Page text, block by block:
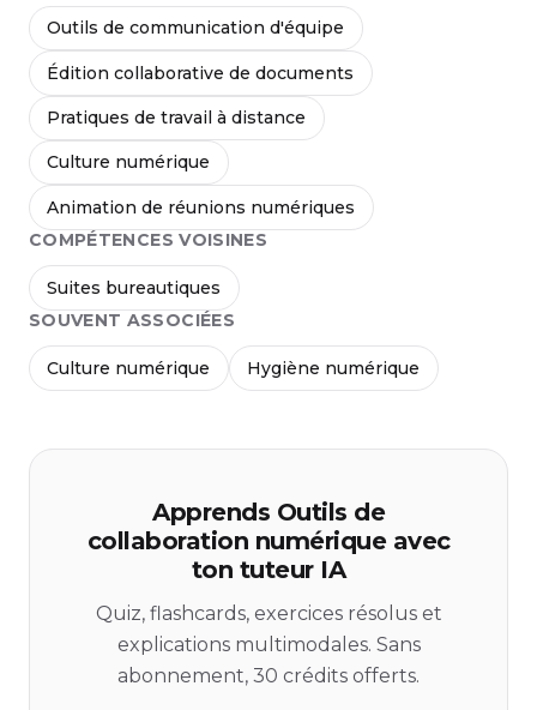
Outils de communication d'équipe
Édition collaborative de documents
Pratiques de travail à distance
Culture numérique
Animation de réunions numériques
COMPÉTENCES VOISINES
Suites bureautiques
SOUVENT ASSOCIÉES
Culture numérique Hygiène numérique
Apprends Outils de
collaboration numérique avec
ton tuteur IA
Quiz, flashcards, exercices résolus et
explications multimodales. Sans
abonnement, 30 crédits offerts.